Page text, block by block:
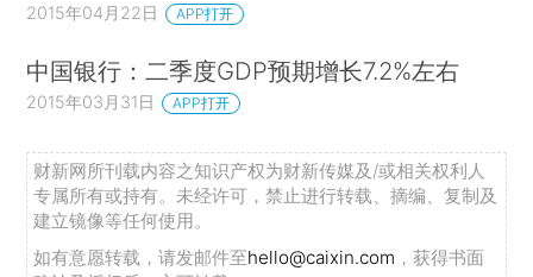
2015年04月22日 APP打开
中国银行：二季度GDP预期增长7.2%左右
2015年03月31日 APP打开
财新网所刊载内容之知识产权为财新传媒及/或相关权利人
专属所有或持有。未经许可，禁止进行转载、摘编、复制及
建立镜像等任何使用。
如有意愿转载，请发邮件至hello@caixin.com ，获得书面